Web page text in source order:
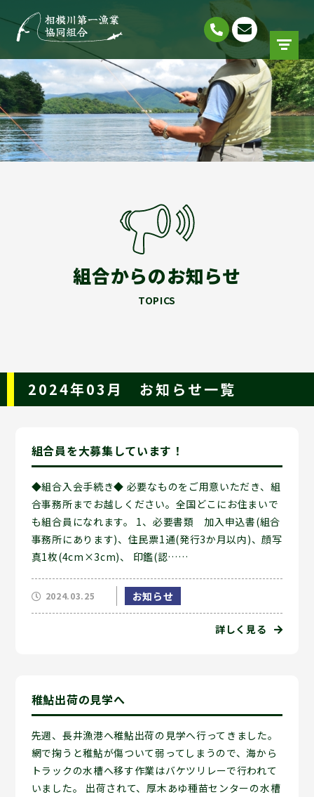
組合からのお知らせ
TOPICS
2024年03月 お知らせ一覧
組合員を大募集しています！
◆組合入会手続き◆ 必要なものをご用意いただき、組
合事務所までお越しください。全国どこにお住まいで
も組合員になれます。 1、必要書類 加入申込書(組合
事務所にあります)、住民票1通(発行3か月以内)、顔写
真1枚(4cm×3cm)、 印鑑(認……
2024.03.25 お知らせ
詳しく見る
稚鮎出荷の見学へ
先週、長井漁港へ稚鮎出荷の見学へ行ってきました。
網で掬うと稚鮎が傷ついて弱ってしまうので、海から
トラックの水槽へ移す作業はバケツリレーで行われて
いました。 出荷されて、厚木あゆ種苗センターの水槽